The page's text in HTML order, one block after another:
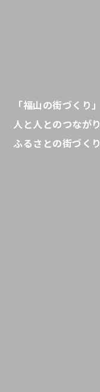
「福山の街づくり
人と人とのつなが
ふるさとの街づく